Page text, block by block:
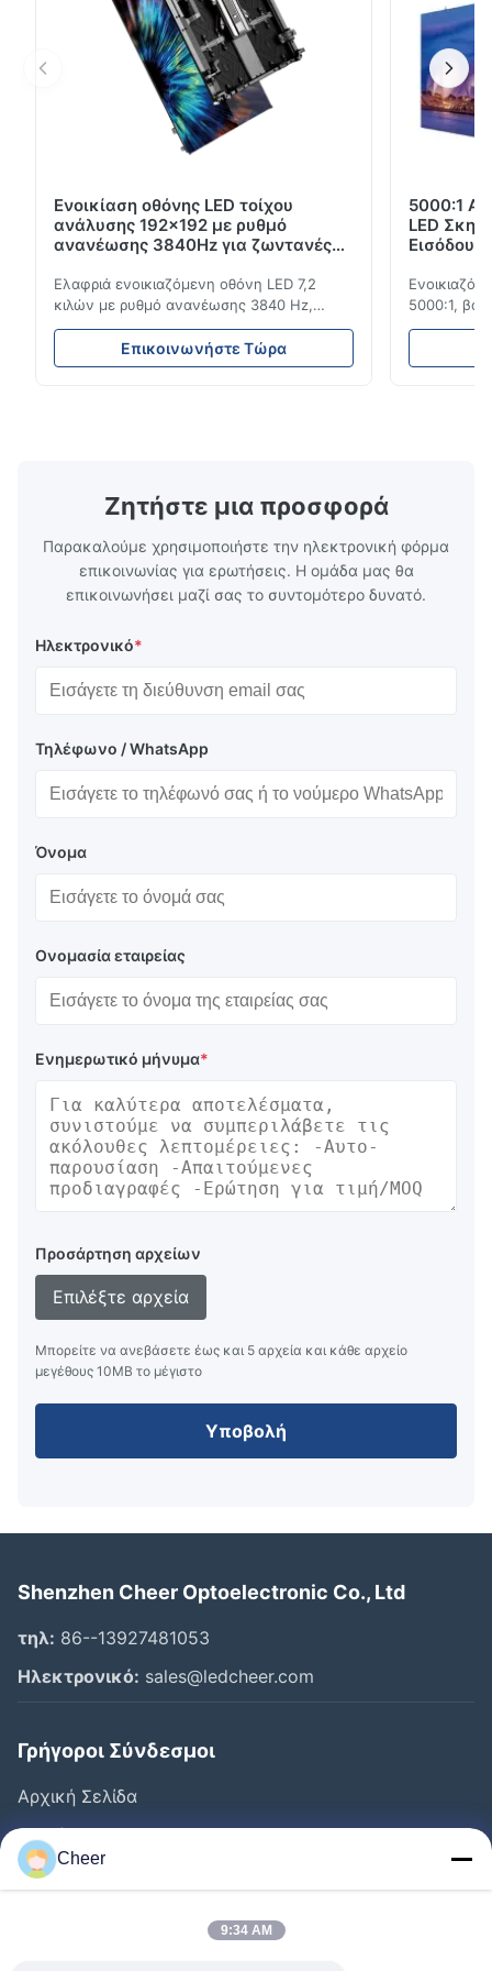
Ενοικίαση οθόνης LED τοίχου
ανάλυσης 192x192 με ρυθμό
ανανέωσης 3840Hz για ζωντανές
Ελαφριά ενοικιαζόμενη οθόνη LED 7,2
κιλών με ρυθμό ανανέωσης 3840 Hz,
φωτεινότητα 700 cd/m² και ανάλυση
192x192. Ιδανικό για ζωντανές εκδηλώσεις
με εύκολη εγκατάσταση και παγκόσμια
Επικοινωνήστε Τώρα
5000:1
LED
Εισόδου
5000:1,
ανανέωσης
Ζητήστε μια προσφορά
Παρακαλούμε χρησιμοποιήστε την ηλεκτρονική φόρμα
επικοινωνίας για ερωτήσεις. Η ομάδα μας θα
επικοινωνήσει μαζί σας το συντομότερο δυνατό.
Ηλεκτρονικό*
Τηλέφωνο / WhatsApp
Όνομα
Ονομασία εταιρείας
Ενημερωτικό μήνυμα*
Προσάρτηση αρχείων
Επιλέξτε αρχεία
Μπορείτε να ανεβάσετε έως και 5 αρχεία και κάθε αρχείο
μεγέθους 10ΜB το μέγιστο
Υποβολή
Shenzhen Cheer Optoelectronic Co., Ltd
τηλ: 86--13927481053
Ηλεκτρονικό: sales@ledcheer.com
Γρήγοροι Σύνδεσμοι
Αρχική Σελίδα
Προϊόντα
Σχετικά Με Εμάς
Cheer
9:34 AM